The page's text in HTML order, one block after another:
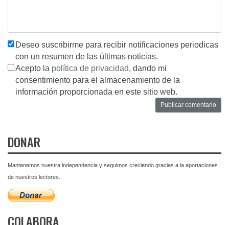
Deseo suscribirme para recibir notificaciones periodicas
con un resumen de las últimas noticias.
Acepto la política de privacidad, dando mi
consentimiento para el almacenamiento de la
información proporcionada en este sitio web.
DONAR
Mantenemos nuestra independencia y seguimos creciendo gracias a la aportaciones
de nuestros lectores.
COLABORA